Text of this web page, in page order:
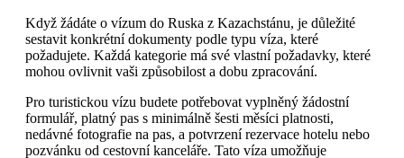
Když žádáte o vízum do Ruska z Kazachstánu, je důležité
sestavit konkrétní dokumenty podle typu víza, které
požadujete. Každá kategorie má své vlastní požadavky, které
mohou ovlivnit vaši způsobilost a dobu zpracování.
Pro turistickou vízu budete potřebovat vyplněný žádostní
formulář, platný pas s minimálně šesti měsíci platnosti,
nedávné fotografie na pas, a potvrzení rezervace hotelu nebo
pozvánku od cestovní kanceláře. Tato víza umožňuje